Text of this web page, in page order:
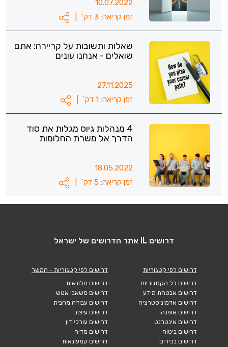
10.07.2022
זמן קריאה: 3 דק`
שאלות ותשובות על קריירה: אתם
שואלים - אנחנו עונים
27.11.2025
זמן קריאה: 1 דק`
4 מנהלות גיוס מגלות את סוד
הדרך אל משרת החלומות
18.05.2022
זמן קריאה: 5 דק`
דרושים IL אתר הדרושים של ישראל
דרושים לפי קטגוריות
דרושים כל הקטגוריות
דרושים אבטחת מידע
דרושים אדמיניסטרציה
דרושים אופנה
דרושים אינטרנט
דרושים ביטוח
דרושים בכירים
דרושים לפי קטגוריות - המשך
דרושים מלונאות
דרושים משאבי אנוש
דרושים עבודה מהבית
דרושים עיצוב
דרושים עורכי דין
דרושים מדיה
דרושים קמעונאות